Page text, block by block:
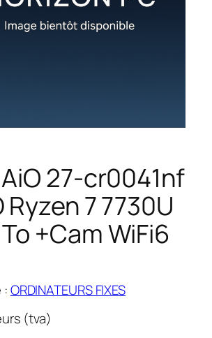
AiO 27-cr0041nf
Ryzen 7 7730U
+Cam WiFi6
:ORDINATEURS FIXES
(tva)